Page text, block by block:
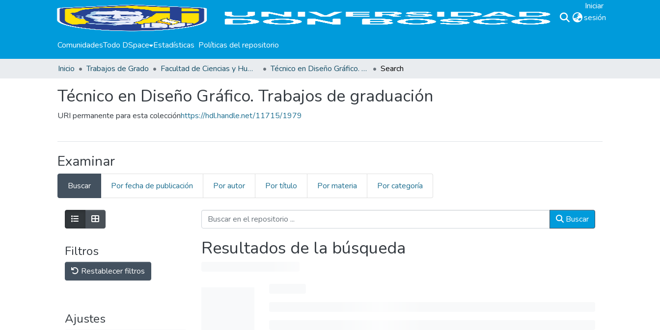
Iniciar
sesión
ComunidadesTodo DSpace Estadísticas Políticas del repositorio
Inicio Trabajos de Grado Facultad de Ciencias y Humanidades Técnico en Diseño Gráfico. Trabajos de graduación Search
Técnico en Diseño Gráfico. Trabajos de graduación
URI permanente para esta colecciónhttps://hdl.handle.net/11715/1979
Examinar
Buscar Por fecha de publicación Por autor Por título Por materia Por categoría
Filtros
Restablecer filtros
Ajustes
Buscar
Resultados de la búsqueda